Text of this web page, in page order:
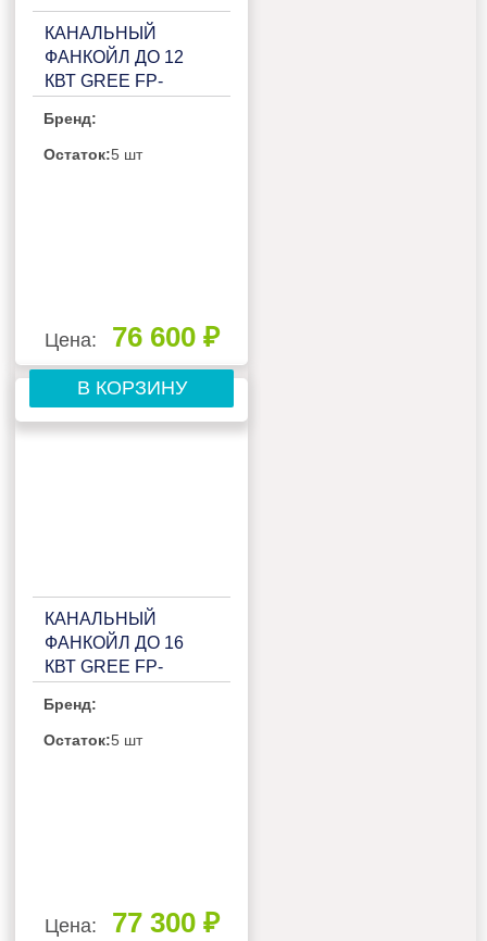
КАНАЛЬНЫЙ
ФАНКОЙЛ ДО 12
КВТ GREE FP-
Бренд:
Остаток:5 шт
Цена: 76 600 ₽
В КОРЗИНУ
КАНАЛЬНЫЙ
ФАНКОЙЛ ДО 16
КВТ GREE FP-
Бренд:
Остаток:5 шт
Цена: 77 300 ₽